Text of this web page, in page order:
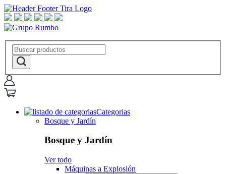
Categorias
Bosque y Jardín
Bosque y Jardín
Ver todo
Máquinas a Explosión